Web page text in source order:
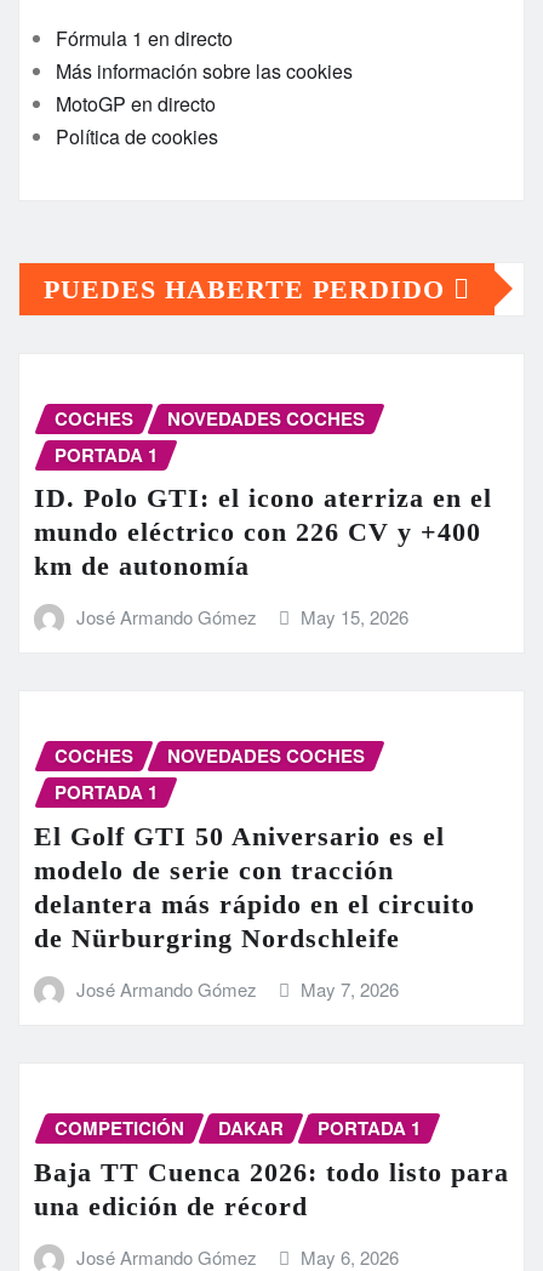
Fórmula 1 en directo
Más información sobre las cookies
MotoGP en directo
Política de cookies
PUEDES HABERTE PERDIDO
COCHES
NOVEDADES COCHES
PORTADA 1
ID. Polo GTI: el icono aterriza en el
mundo eléctrico con 226 CV y +400
km de autonomía
José Armando Gómez May 15, 2026
COCHES
NOVEDADES COCHES
PORTADA 1
El Golf GTI 50 Aniversario es el
modelo de serie con tracción
delantera más rápido en el circuito
de Nürburgring Nordschleife
José Armando Gómez May 7, 2026
COMPETICIÓN DAKAR PORTADA 1
Baja TT Cuenca 2026: todo listo para
una edición de récord
José Armando Gómez May 6, 2026